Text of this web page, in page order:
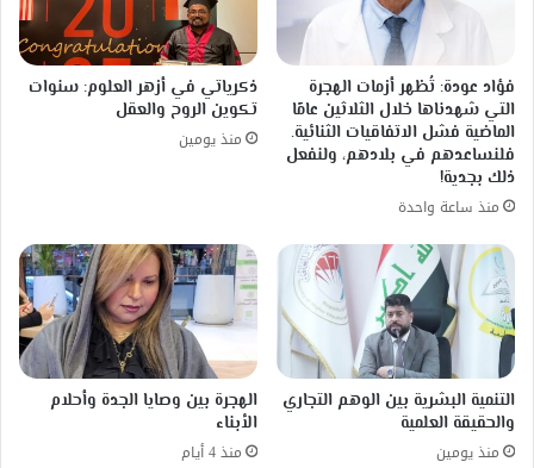
عنوان
السلسلة:
"التدجين
الدعوي:
هندسة
الطاعة
النّص"
فؤاد عودة: تُظهر أزمات الهجرة
التي شهدناها خلال الثلاثين عامًا
الماضية فشل الاتفاقيات الثنائية.
فلنساعدهم في بلادهم، ولنفعل
ذلك بجدية!
منذ ساعة واحدة
ذكرياتي في أزهر العلوم: سنوات
تكوين الروح والعقل
منذ يومين
التنمية البشرية بين الوهم التجاري
والحقيقة العلمية
منذ يومين
الهجرة بين وصايا الجدة وأحلام
الأبناء
منذ 4 أيام